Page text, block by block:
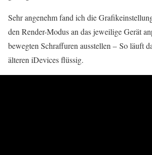
Sehr angenehm fand ich die
den Render-Modus an das jeweilige Gerät
bewegten Schraffuren ausstellen – So läuft
älteren iDevices flüssig.